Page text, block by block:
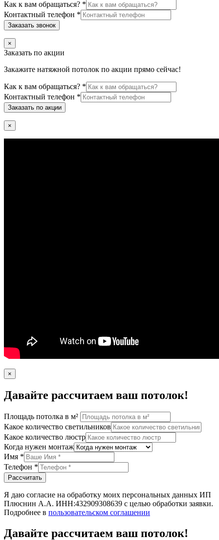
Как к вам обращаться? *
Контактный телефон *
Заказать звонок
×
Заказать по акции
Закажите натяжной потолок по акции прямо сейчас!
Как к вам обращаться? *
Контактный телефон *
Заказать по акции
×
×
Давайте рассчитаем ваш потолок!
Площадь потолка в м²
Какое количество светильников
Какое количество люстр
Когда нужен монтаж
Имя *
Телефон *
Рассчитать
Я даю согласие на обработку моих персональных данных ИП
Плюснин А.А. ИНН:432909308639 с целью обработки заявки.
Подробнее в пользовательском соглашении
Давайте рассчитаем ваш потолок!